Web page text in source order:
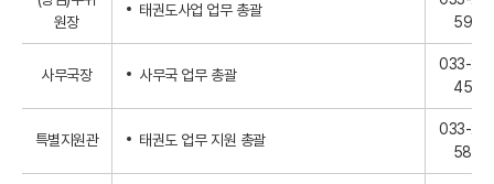
원장
태권도사업 업무 총괄
5993
사무국장 사무국 업무 총괄
033-
4536
특별지원관 태권도 업무 지원 총괄
033-
5876